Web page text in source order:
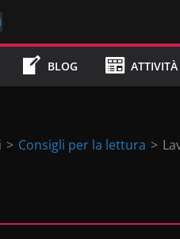
BLOG ATTIVITÀ
> Consigli per la lettura >